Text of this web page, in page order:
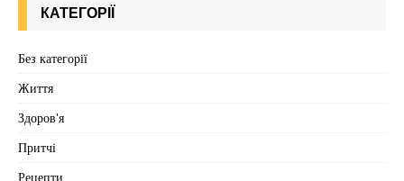
КАТЕГОРІЇ
Без категорії
Життя
Здоров'я
Притчі